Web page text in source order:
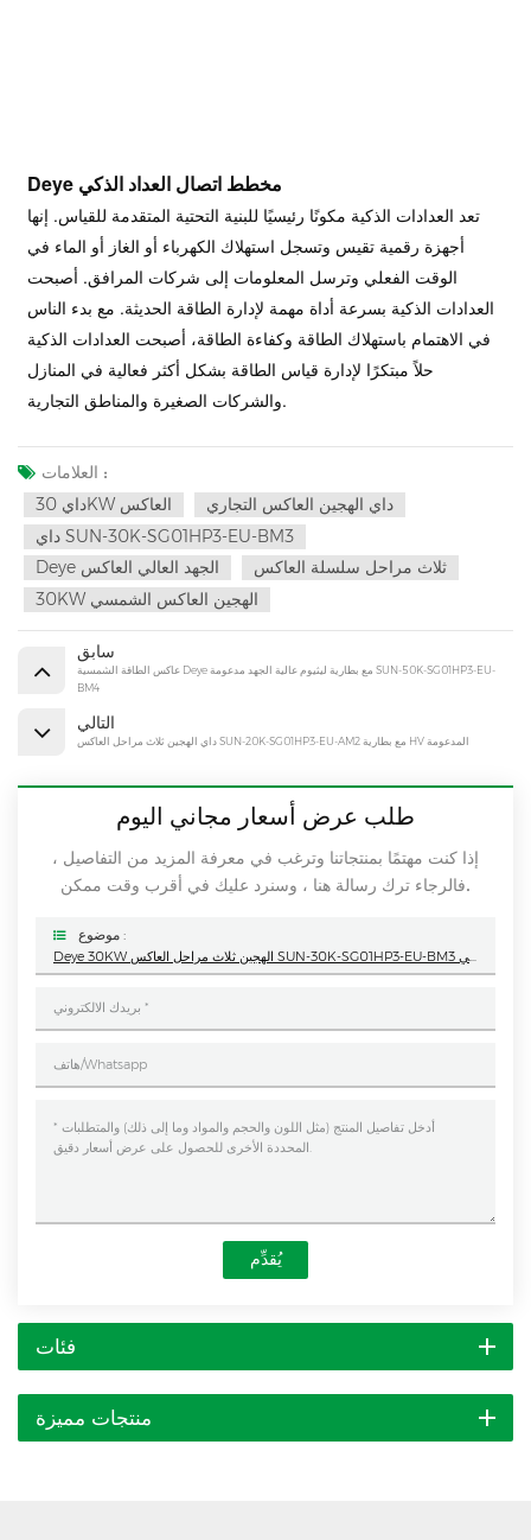
Deye مخطط اتصال العداد الذكي
تعد العدادات الذكية مكونًا رئيسيًا للبنية التحتية المتقدمة للقياس. إنها
أجهزة رقمية تقيس وتسجل استهلاك الكهرباء أو الغاز أو الماء في
الوقت الفعلي وترسل المعلومات إلى شركات المرافق. أصبحت
العدادات الذكية بسرعة أداة مهمة لإدارة الطاقة الحديثة. مع بدء الناس
في الاهتمام باستهلاك الطاقة وكفاءة الطاقة، أصبحت العدادات الذكية
حلاً مبتكرًا لإدارة قياس الطاقة بشكل أكثر فعالية في المنازل
والشركات الصغيرة والمناطق التجارية.
العلامات :
داي 30KW العاكس
داي الهجين العاكس التجاري
داي SUN-30K-SG01HP3-EU-BM3
Deye الجهد العالي العاكس
ثلاث مراحل سلسلة العاكس
30KW الهجين العاكس الشمسي
سابق
عاكس الطاقة الشمسية Deye مع بطارية ليثيوم عالية الجهد مدعومة SUN-50K-SG01HP3-EU-
BM4
التالي
داي الهجين ثلاث مراحل العاكس SUN-20K-SG01HP3-EU-AM2 مع بطارية HV المدعومة
طلب عرض أسعار مجاني اليوم
إذا كنت مهتمًا بمنتجاتنا وترغب في معرفة المزيد من التفاصيل ،
فالرجاء ترك رسالة هنا ، وسنرد عليك في أقرب وقت ممكن.
موضوع :
Deye 30KW الهجين ثلاث مراحل العاكس SUN-30K-SG01HP3-EU-BM3 للاستخدام الصناعي
يُقدِّم
فئات
منتجات مميزة